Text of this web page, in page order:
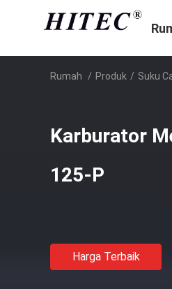
Rumah / Produk / Suku
Karburator
125-P
Harga Terbaik